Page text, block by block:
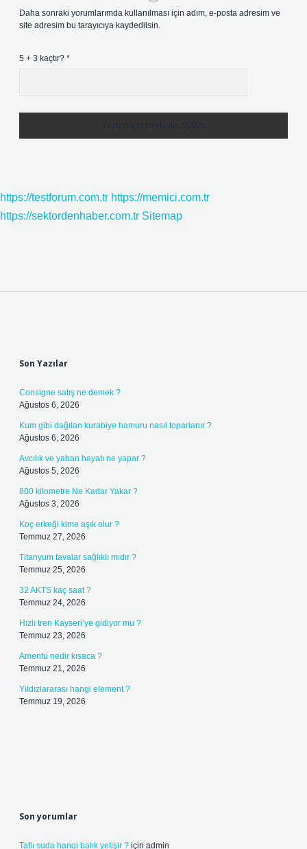
Daha sonraki yorumlarımda kullanılması için adım, e-posta adresim ve
site adresim bu tarayıcıya kaydedilsin.
5 + 3 kaçtır? *
https://testforum.com.tr https://memici.com.tr
https://sektordenhaber.com.tr Sitemap
Son Yazılar
Consigne satış ne demek ?
Ağustos 6, 2026
Kum gibi dağılan kurabiye hamuru nasıl toparlanır ?
Ağustos 6, 2026
Avcılık ve yaban hayatı ne yapar ?
Ağustos 5, 2026
800 kilometre Ne Kadar Yakar ?
Ağustos 3, 2026
Koç erkeği kime aşık olur ?
Temmuz 27, 2026
Titanyum tavalar sağlıklı mıdır ?
Temmuz 25, 2026
32 AKTS kaç saat ?
Temmuz 24, 2026
Hızlı tren Kayseri’ye gidiyor mu ?
Temmuz 23, 2026
Amentü nedir kısaca ?
Temmuz 21, 2026
Yıldızlararası hangi element ?
Temmuz 19, 2026
Son yorumlar
Tatlı suda hangi balık yetişir ? için admin